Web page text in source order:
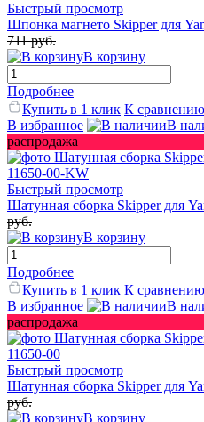
Быстрый просмотр
Шпонка магнето Skipper для
711 руб.
В корзину
Подробнее
Купить в 1 клик К сравнению
В избранное
В
распродажа
Быстрый просмотр
Шатунная сборка Skipper для
руб.
В корзину
Подробнее
Купить в 1 клик К сравнению
В избранное
В
распродажа
Быстрый просмотр
Шатунная сборка Skipper для
руб.
В корзину